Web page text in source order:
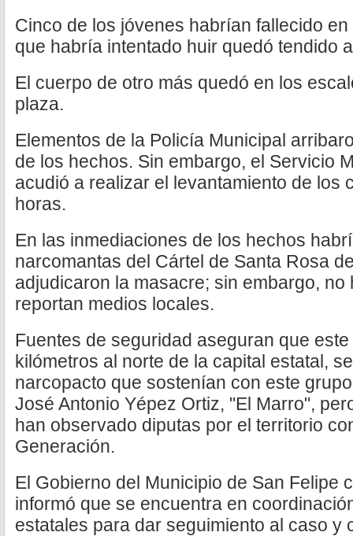
Cinco de los jóvenes habrían fallecido
que habría intentado huir quedó tendido
El cuerpo de otro más quedó en los
plaza.
Elementos de la Policía Municipal
de los hechos. Sin embargo, el Servicio
acudió a realizar el levantamiento de los
horas.
En las inmediaciones de los hechos
narcomantas del Cártel de Santa Rosa
adjudicaron la masacre; sin embargo, no
reportan medios locales.
Fuentes de seguridad aseguran que
kilómetros al norte de la capital estatal,
narcopacto que sostenían con este
José Antonio Yépez Ortiz, "El Marro",
han observado diputas por el territorio
Generación.
El Gobierno del Municipio de San Felipe
informó que se encuentra en
estatales para dar seguimiento al caso y